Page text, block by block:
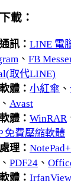
載：
訊： LINE 電
、 FB
取代LINE)
體： 小紅傘 、
、 Avast
體： WinRAR
免費壓縮軟體
理：
、 PDF24 、
體：